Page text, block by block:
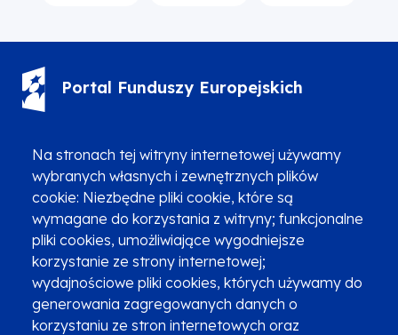
Na stronach tej witryny internetowej używamy
wybranych własnych i zewnętrznych plików
cookie: Niezbędne pliki cookie, które są
wymagane do korzystania z witryny; funkcjonalne
pliki cookies, umożliwiające wygodniejsze
korzystanie ze strony internetowej;
wydajnościowe pliki cookies, których używamy do
generowania zagregowanych danych o
korzystaniu ze stron internetowych oraz
Portal Funduszy Europejskich
Zgłoszenia podejrzenia niezgodności z KPP i KPON
Newsletter
Fundusze SMS-em
Najczęściej zadawane pytania
Promocja projektu